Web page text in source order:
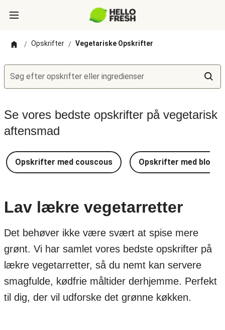
/ Opskrifter / Vegetariske Opskrifter
Søg efter opskrifter eller ingredienser
Se vores bedste opskrifter på vegetarisk
aftensmad
Opskrifter med couscous Opskrifter med
Lav lækre vegetarretter
Det behøver ikke være svært at spise mere
grønt. Vi har samlet vores bedste opskrifter på
lækre vegetarretter, så du nemt kan servere
smagfulde, kødfrie måltider derhjemme. Perfekt
til dig, der vil udforske det grønne køkken.